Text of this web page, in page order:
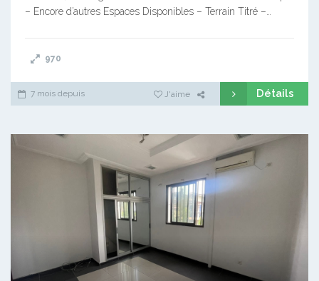
– Encore d’autres Espaces Disponibles – Terrain Titré –…
970
7 mois depuis J'aime Détails